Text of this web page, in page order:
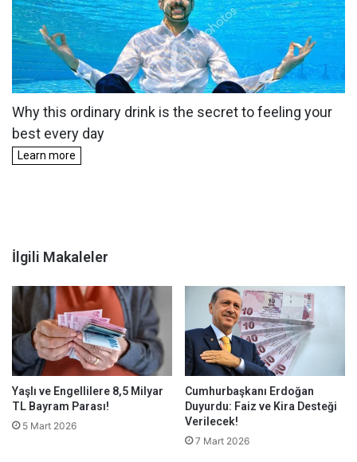
İlgili Makaleler
Yaşlı ve Engellilere 8,5 Milyar
TL Bayram Parası!
5 Mart 2026
Cumhurbaşkanı Erdoğan
Duyurdu: Faiz ve Kira Desteği
Verilecek!
7 Mart 2026